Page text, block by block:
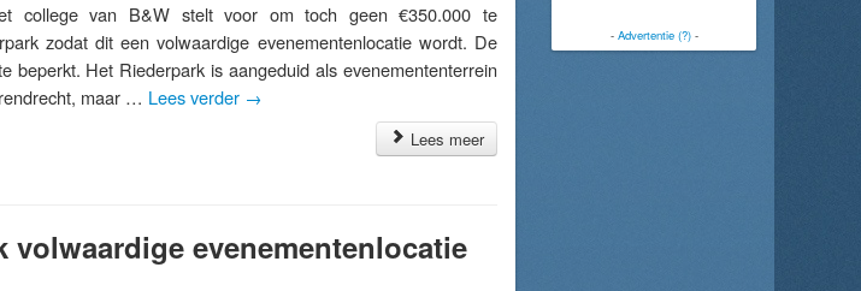
college van B&W stelt voor om toch geen €350.000 te
zodat dit een volwaardige evenementenlocatie wordt. De
beperkt. Het Riederpark is aangeduid als evenemententerrein
maar … Lees verder →
Lees meer
volwaardige evenementenlocatie
- Advertentie (?)-